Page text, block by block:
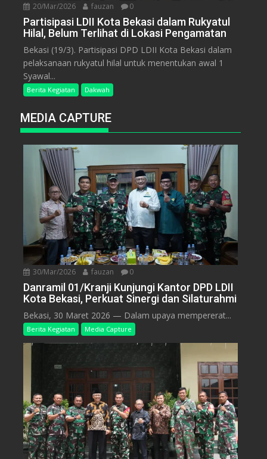
20/Mar/2026 fauzan 0
Partisipasi LDII Kota Bekasi dalam Rukyatul
Hilal, Belum Terlihat di Lokasi Pengamatan
Bekasi (19/3). Partisipasi DPD LDII Kota Bekasi dalam
pelaksanaan rukyatul hilal untuk menentukan awal 1
Syawal...
Berita Kegiatan Dakwah
MEDIA CAPTURE
30/Mar/2026 fauzan 0
Danramil 01/Kranji Kunjungi Kantor DPD LDII
Kota Bekasi, Perkuat Sinergi dan Silaturahmi
Bekasi, 30 Maret 2026 — Dalam upaya mempererat...
Berita Kegiatan Media Capture